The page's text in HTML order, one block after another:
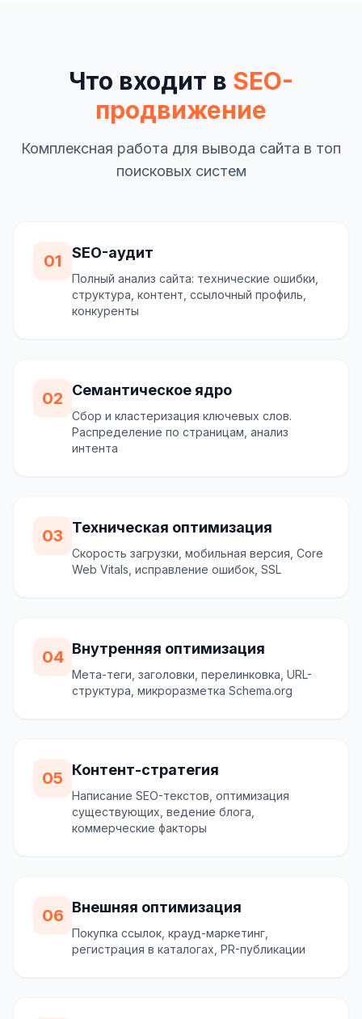
Что входит в SEO-
продвижение
Комплексная работа для вывода сайта в топ
поисковых систем
01 SEO-аудит
Полный анализ сайта: технические ошибки,
структура, контент, ссылочный профиль,
конкуренты
02 Семантическое ядро
Сбор и кластеризация ключевых слов.
Распределение по страницам, анализ
интента
03 Техническая оптимизация
Скорость загрузки, мобильная версия, Core
Web Vitals, исправление ошибок, SSL
04 Внутренняя оптимизация
Мета-теги, заголовки, перелинковка, URL-
структура, микроразметка Schema.org
05 Контент-стратегия
Написание SEO-текстов, оптимизация
существующих, ведение блога,
коммерческие факторы
06 Внешняя оптимизация
Покупка ссылок, крауд-маркетинг,
регистрация в каталогах, PR-публикации